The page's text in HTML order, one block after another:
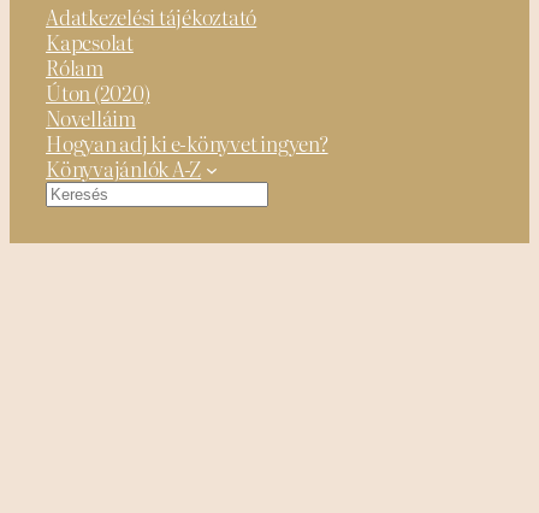
Adatkezelési tájékoztató
Kapcsolat
Rólam
Úton (2020)
Novelláim
Hogyan adj ki e-könyvet ingyen?
Könyvajánlók A-Z
Keresés